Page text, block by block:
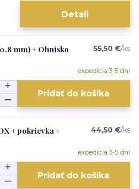
Detail
mm) + Ohnisko
55,50 €/ks
expedícia 3-5 dní
Pridať do košíka
+ pokrievka +
44,50 €/ks
expedícia 3-5 dní
Pridať do košíka